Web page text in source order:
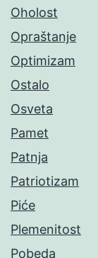
Oholost
Opraštanje
Optimizam
Ostalo
Osveta
Pamet
Patnja
Patriotizam
Piće
Plemenitost
Pobeda